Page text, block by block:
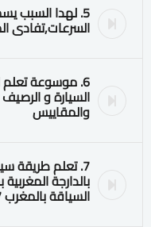
5. لهدا السبب
السرعات٫تفادى المشكل الأن
السيارة و
والمقاييس
7. تعلم طريقة
السياقة بالمغرب 2017